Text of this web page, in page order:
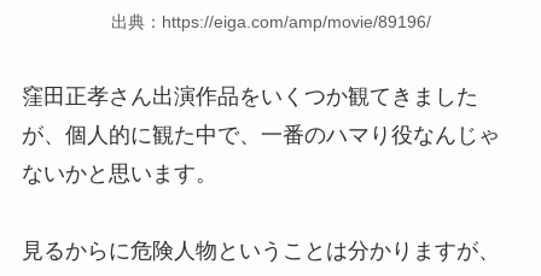
出典：https://eiga.com/amp/movie/89196/
窪田正孝さん出演作品をいくつか観てきました
が、個人的に観た中で、一番のハマり役なんじゃ
ないかと思います。
見るからに危険人物ということは分かりますが、